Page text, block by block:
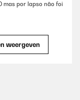
mas por lapso não foi
weergeven